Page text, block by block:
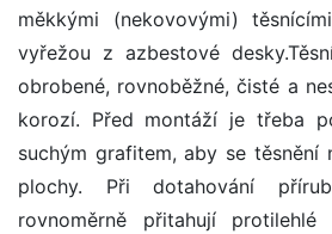
měkkými (nekovovými)
vyřežou z azbestové
obrobené, rovnoběžné, čisté a
korozí. Před montáží je třeba
suchým grafitem, aby se těsnění
plochy. Při dotahování
rovnoměrně přitahují